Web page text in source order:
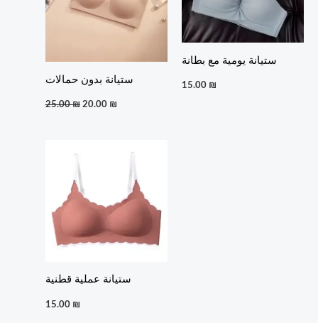
ستيانة بدون حمالات
25.00₪ 20.00 ₪
ستيانة يومية مع بطانة
15.00 ₪
ستيانة عملية قطنية
15.00 ₪